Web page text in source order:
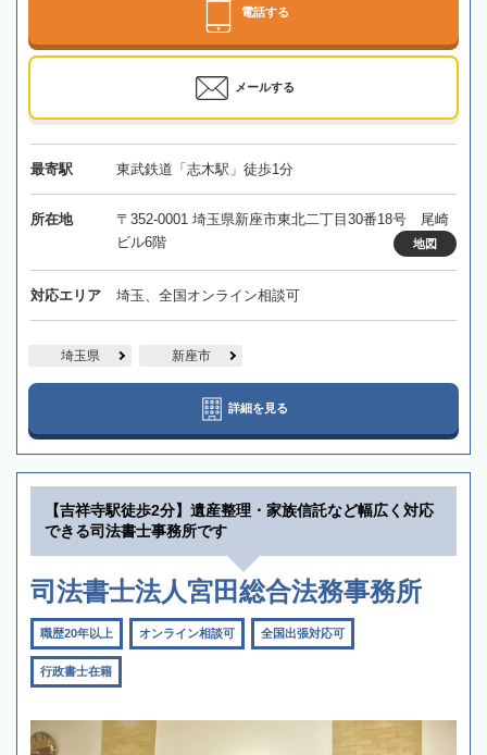
電話する
メールする
最寄駅 東武鉄道「志木駅」徒歩1分
所在地
〒352-0001 埼玉県新座市東北二丁目30番18号 尾崎
ビル6階
地図
対応エリア 埼玉、全国オンライン相談可
埼玉県 新座市
詳細を見る
【吉祥寺駅徒歩2分】遺産整理・家族信託など幅広く対応
できる司法書士事務所です
司法書士法人宮田総合法務事務所
職歴20年以上 オンライン相談可 全国出張対応可
行政書士在籍